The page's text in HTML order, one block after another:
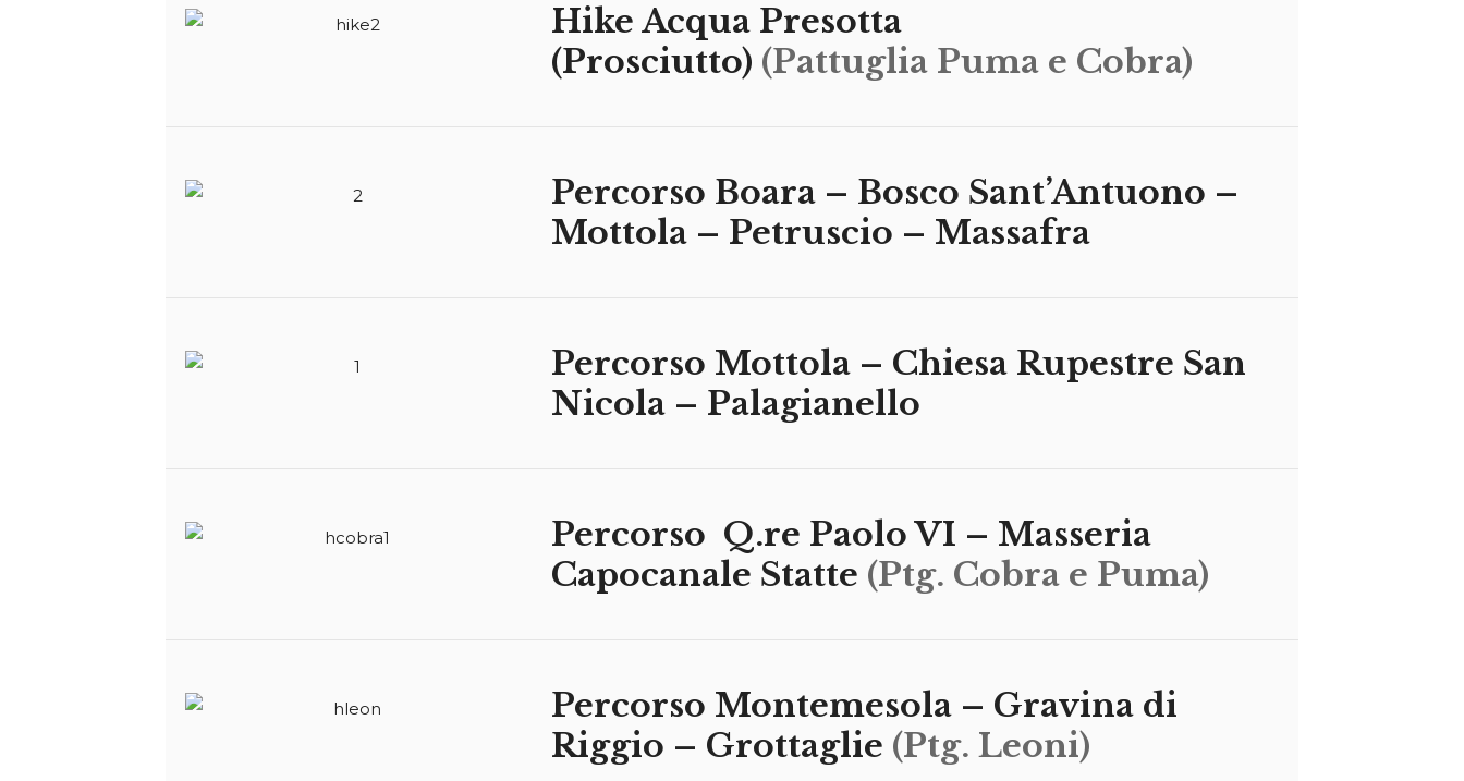
Hike Acqua Presotta
(Prosciutto) (Pattuglia Puma e Cobra)
Percorso Boara – Bosco Sant’Antuono –
Mottola – Petruscio – Massafra
Percorso Mottola – Chiesa Rupestre San
Nicola – Palagianello
Percorso Q.re Paolo VI – Masseria
Capocanale Statte (Ptg. Cobra e Puma)
Percorso Montemesola – Gravina di
Riggio – Grottaglie (Ptg. Leoni)